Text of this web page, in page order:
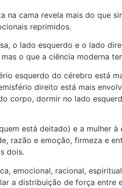
cama revela mais do que
reprimidos.
o lado esquerdo e o lado
o que a ciência moderna
esquerdo do cérebro está
direito está mais
corpo, dormir no lado
está deitado) e a mulher
razão e emoção, firmeza e
dois.
emocional, racional,
a distribuição de força entre